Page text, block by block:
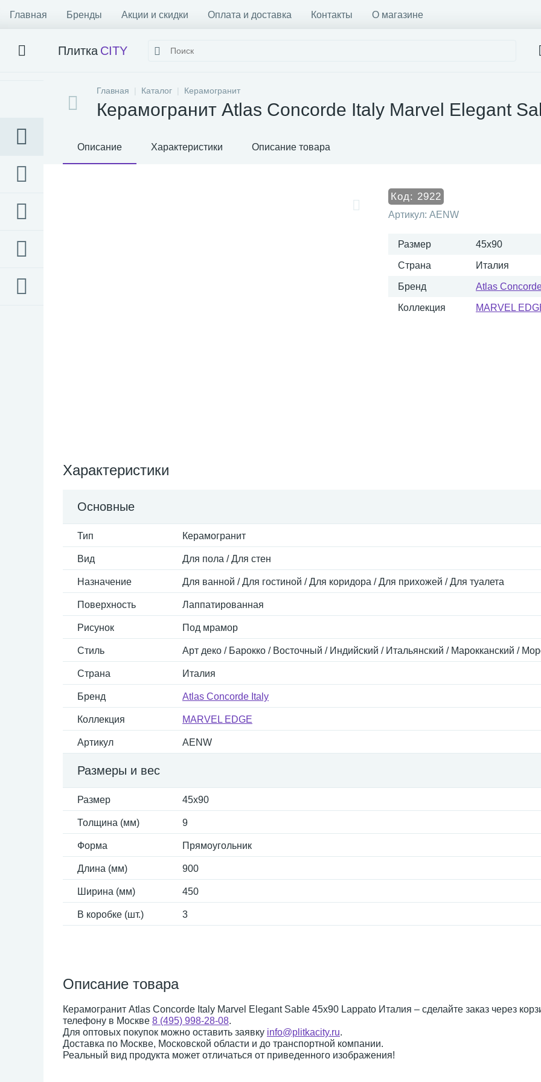
Главная Бренды Акции и скидки Оплата и доставка Контакты О магазине
Плитка CITY
Главная Каталог Керамогранит
Керамогранит Atlas Concorde Italy Marvel Elegant
Описание Характеристики Описание товара
Код: 2922
Артикул: AENW
Размер 45x90
Страна Италия
Бренд Atlas
Коллекция MARVEL
Характеристики
Основные
Тип Керамогранит
Вид Для пола / Для стен
Назначение Для ванной / Для гостиной / Для коридора / Для прихожей / Для туалета
Поверхность Лаппатированная
Рисунок Под мрамор
Стиль Арт деко / Барокко / Восточный / Индийский / Итальянский / Марокканский /
Страна Италия
Бренд Atlas Concorde Italy
Коллекция MARVEL EDGE
Артикул AENW
Размеры и вес
Размер 45x90
Толщина (мм) 9
Форма Прямоугольник
Длина (мм) 900
Ширина (мм) 450
В коробке (шт.) 3
Описание товара
Керамогранит Atlas Concorde Italy Marvel Elegant Sable 45x90 Lappato Италия – сделайте заказ через
телефону в Москве 8 (495) 998-28-08.
Для оптовых покупок можно оставить заявку info@plitkacity.ru.
Доставка по Москве, Московской области и до транспортной компании.
Реальный вид продукта может отличаться от приведенного изображения!